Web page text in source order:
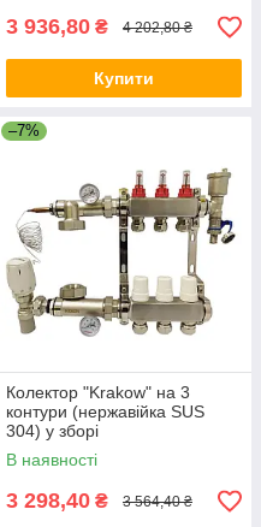
3 936,80 ₴ 4 202,80 ₴
Купити
–7%
Колектор "Krakow" на 3
контури (нержавійка SUS
304) у зборі
В наявності
3 298,40 ₴ 3 564,40 ₴